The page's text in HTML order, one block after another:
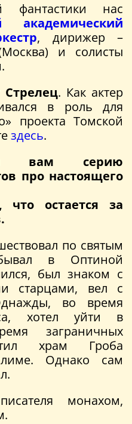
нас
академический
, дирижер –
и солисты
Стрелец. Как актер
в роль для
проекта Томской
здесь.
вам серию
про настоящего
остается за
по святым
в Оптиной
был знаком с
старцами, вел с
во время
хотел уйти в
заграничных
храм Гроба
Однако сам
монахом,